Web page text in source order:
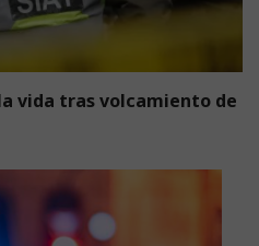
vida tras volcamiento de